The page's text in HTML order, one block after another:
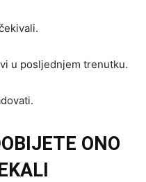
u posljednjem trenutku.
ONO